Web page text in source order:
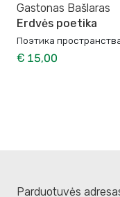
Gastonas Bašlaras
Erdvės poetika
Поэтика
€ 15,00
Parduotuvės